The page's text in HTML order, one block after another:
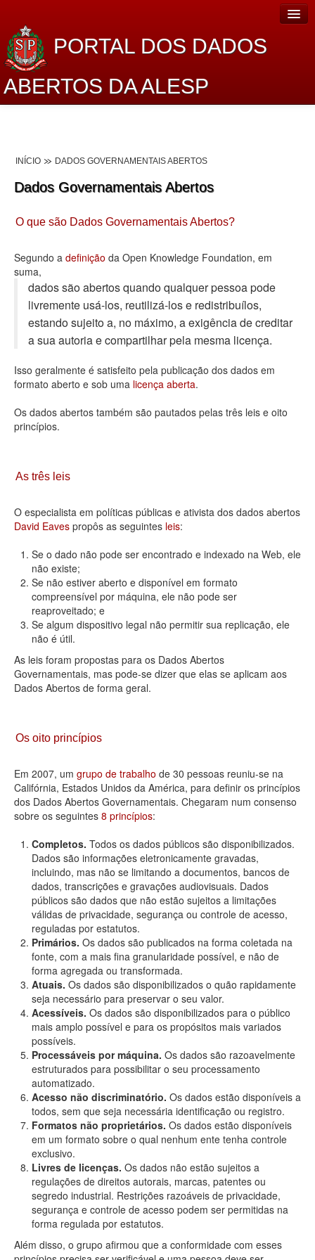
PORTAL DOS DADOS
ABERTOS DA ALESP
Lei de Acesso à Informação
Dados Governamentais Abertos
Planejamento
Catálogo de dados
Processo Legislativo
Deputados Estaduais
Administração
Legislação
Agenda
Contato
INÍCIO DADOS GOVERNAMENTAIS ABERTOS
Dados Governamentais Abertos
O que são Dados Governamentais Abertos?
Segundo a definição da Open Knowledge Foundation, em
suma,
dados são abertos quando qualquer pessoa pode
livremente usá-los, reutilizá-los e redistribuí­los,
estando sujeito a, no máximo, a exigência de creditar
a sua autoria e compartilhar pela mesma licença.
Isso geralmente é satisfeito pela publicação dos dados em
formato aberto e sob uma licença aberta.
Os dados abertos também são pautados pelas três leis e oito
princípios.
As três leis
O especialista em políticas públicas e ativista dos dados abertos
David Eaves propôs as seguintes leis:
Se o dado não pode ser encontrado e indexado na Web, ele
não existe;
Se não estiver aberto e disponível em formato
compreensível por máquina, ele não pode ser
reaproveitado; e
Se algum dispositivo legal não permitir sua replicação, ele
não é útil.
As leis foram propostas para os Dados Abertos
Governamentais, mas pode-se dizer que elas se aplicam aos
Dados Abertos de forma geral.
Os oito princípios
Em 2007, um grupo de trabalho de 30 pessoas reuniu-se na
Califórnia, Estados Unidos da América, para definir os princípios
dos Dados Abertos Governamentais. Chegaram num consenso
sobre os seguintes 8 princípios:
Completos. Todos os dados públicos são disponibilizados.
Dados são informações eletronicamente gravadas,
incluindo, mas não se limitando a documentos, bancos de
dados, transcrições e gravações audiovisuais. Dados
públicos são dados que não estão sujeitos a limitações
válidas de privacidade, segurança ou controle de acesso,
reguladas por estatutos.
Primários. Os dados são publicados na forma coletada na
fonte, com a mais fina granularidade possível, e não de
forma agregada ou transformada.
Atuais. Os dados são disponibilizados o quão rapidamente
seja necessário para preservar o seu valor.
Acessíveis. Os dados são disponibilizados para o público
mais amplo possível e para os propósitos mais variados
possíveis.
Processáveis por máquina. Os dados são razoavelmente
estruturados para possibilitar o seu processamento
automatizado.
Acesso não discriminatório. Os dados estão disponíveis a
todos, sem que seja necessária identificação ou registro.
Formatos não proprietários. Os dados estão disponíveis
em um formato sobre o qual nenhum ente tenha controle
exclusivo.
Livres de licenças. Os dados não estão sujeitos a
regulações de direitos autorais, marcas, patentes ou
segredo industrial. Restrições razoáveis de privacidade,
segurança e controle de acesso podem ser permitidas na
forma regulada por estatutos.
Além disso, o grupo afirmou que a conformidade com esses